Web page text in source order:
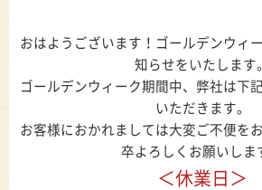
おはようございます！ゴールデンウィ
知らせをいたします
ゴールデンウィーク期間中、弊社は下
いただきます。
お客様におかれましては大変ご不便を
卒よろしくお願いしま
＜休業日＞